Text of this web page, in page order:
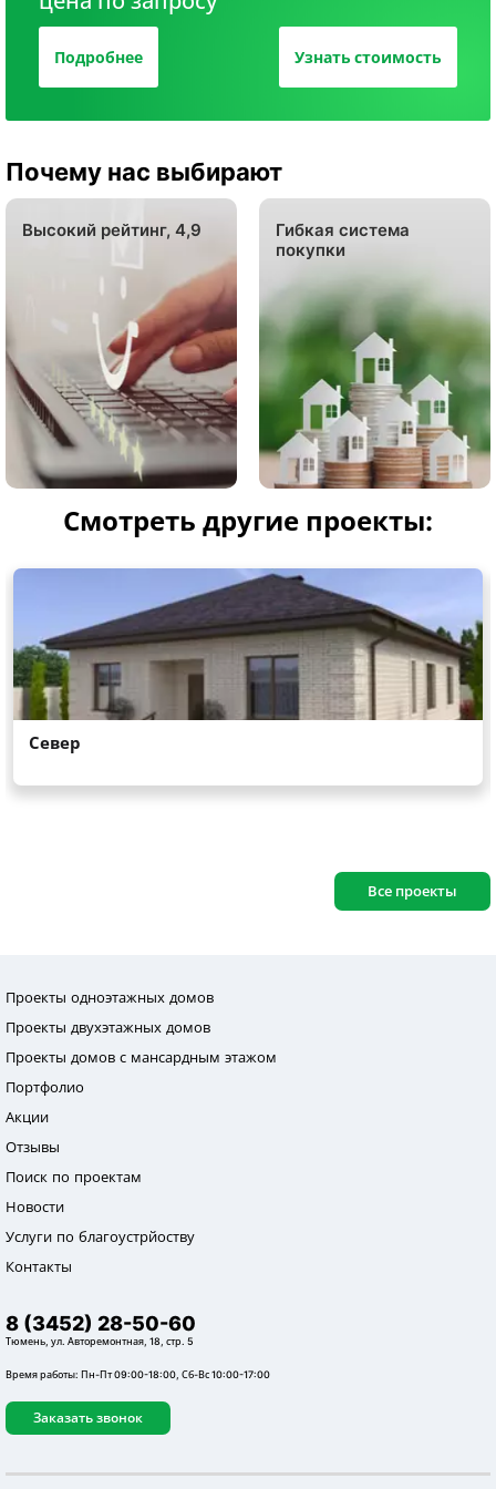
Подробнее Узнать стоимость
Почему нас выбирают
Высокий рейтинг, 4,9
Гибкая система
покупки
Смотреть другие проекты:
Все проекты
Проекты одноэтажных домов
Проекты двухэтажных домов
Проекты домов с мансардным этажом
Портфолио
Акции
Отзывы
Поиск по проектам
Новости
Услуги по благоустрйоству
Контакты
8 (3452) 28-50-60
Тюмень, ул. Авторемонтная, 18, стр. 5
Время работы: Пн-Пт 09:00-18:00, Сб-Вс 10:00-17:00
Заказать звонок